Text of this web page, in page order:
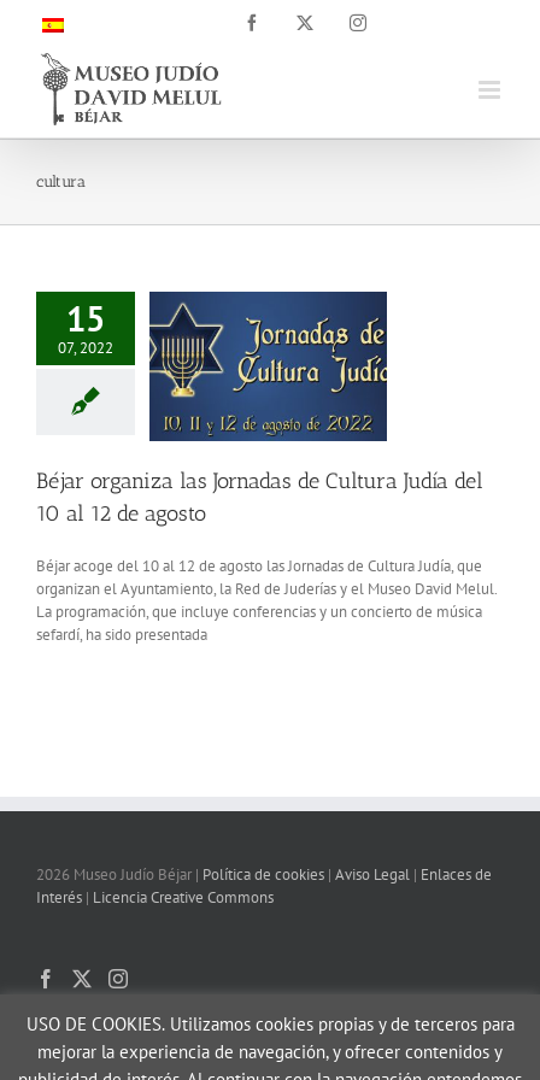
contenido
Facebook Instagram
cultura
15
07, 2022
Béjar organiza las Jornadas de Cultura Judía del
10 al 12 de agosto
Béjar acoge del 10 al 12 de agosto las Jornadas de Cultura Judía, que
organizan el Ayuntamiento, la Red de Juderías y el Museo David Melul.
La programación, que incluye conferencias y un concierto de música
sefardí, ha sido presentada
2026 Museo Judío Béjar | Política de cookies | Aviso Legal | Enlaces de
Interés | Licencia Creative Commons
USO DE COOKIES.Utilizamos cookies propias y de terceros para
mejorar la experiencia de navegación, y ofrecer contenidos y